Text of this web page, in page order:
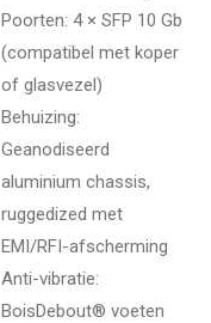
Poorten: 4 × SFP 10 Gb
(compatibel met koper
of glasvezel)
Behuizing:
Geanodiseerd
aluminium chassis,
ruggedized met
EMI/RFI-afscherming
Anti-vibratie:
BoisDebout® voeten